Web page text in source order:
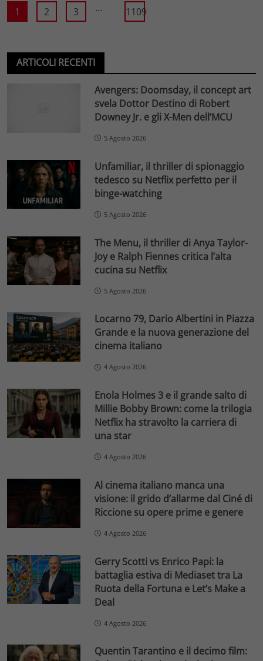
1 2 3 ... 1109
ARTICOLI RECENTI
Avengers: Doomsday, il concept art
svela Dottor Destino di Robert
Downey Jr. e gli X-Men dell’MCU
5 Agosto 2026
Unfamiliar, il thriller di spionaggio
tedesco su Netflix perfetto per il
binge-watching
5 Agosto 2026
The Menu, il thriller di Anya Taylor-
Joy e Ralph Fiennes critica l’alta
cucina su Netflix
5 Agosto 2026
Locarno 79, Dario Albertini in Piazza
Grande e la nuova generazione del
cinema italiano
4 Agosto 2026
Enola Holmes 3 e il grande salto di
Millie Bobby Brown: come la trilogia
Netflix ha stravolto la carriera di
una star
4 Agosto 2026
Al cinema italiano manca una
visione: il grido d’allarme dal Ciné di
Riccione su opere prime e genere
4 Agosto 2026
Gerry Scotti vs Enrico Papi: la
battaglia estiva di Mediaset tra La
Ruota della Fortuna e Let’s Make a
Deal
4 Agosto 2026
Quentin Tarantino e il decimo film: